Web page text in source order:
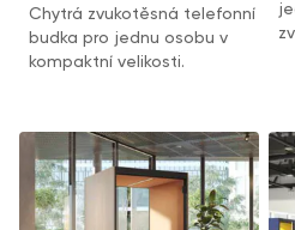
Chytrá zvukotěsná telefonní
budka pro jednu osobu v
kompaktní velikosti.